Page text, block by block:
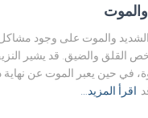
الشديد والموت على وجود
القلق والضيق. قد يشير
في حين يعبر الموت عن نهاية
اقرأ المزيد…